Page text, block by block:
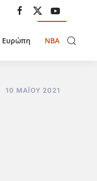
Ευρώπη NBA
10 ΜΑΪ́ΟΥ 2021